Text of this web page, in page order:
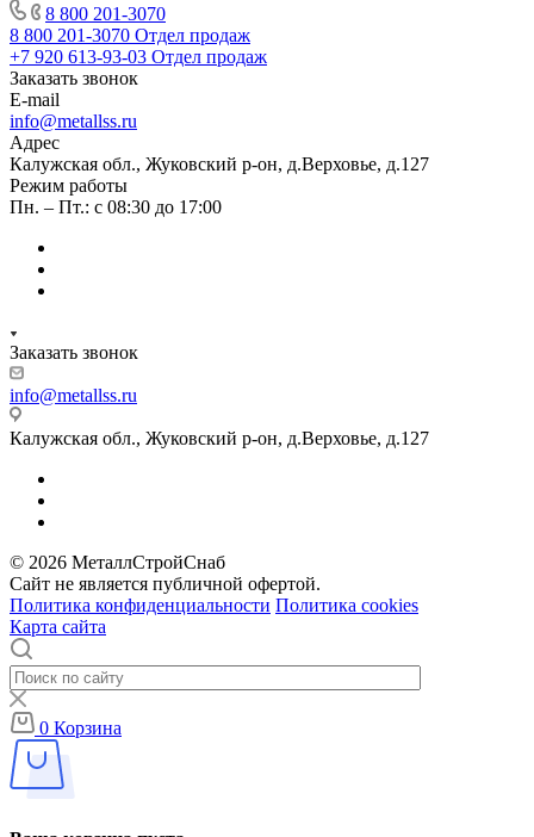
8 800 201-3070
8 800 201-3070 Отдел продаж
+7 920 613-93-03 Отдел продаж
Заказать звонок
E-mail
info@metallss.ru
Адрес
Калужская обл., Жуковский р-он, д.Верховье, д.127
Режим работы
Пн. – Пт.: с 08:30 до 17:00
Заказать звонок
info@metallss.ru
Калужская обл., Жуковский р-он, д.Верховье, д.127
© 2026 МеталлСтройСнаб
Сайт не является публичной офертой.
Политика конфиденциальности Политика cookies
Карта сайта
0 Корзина